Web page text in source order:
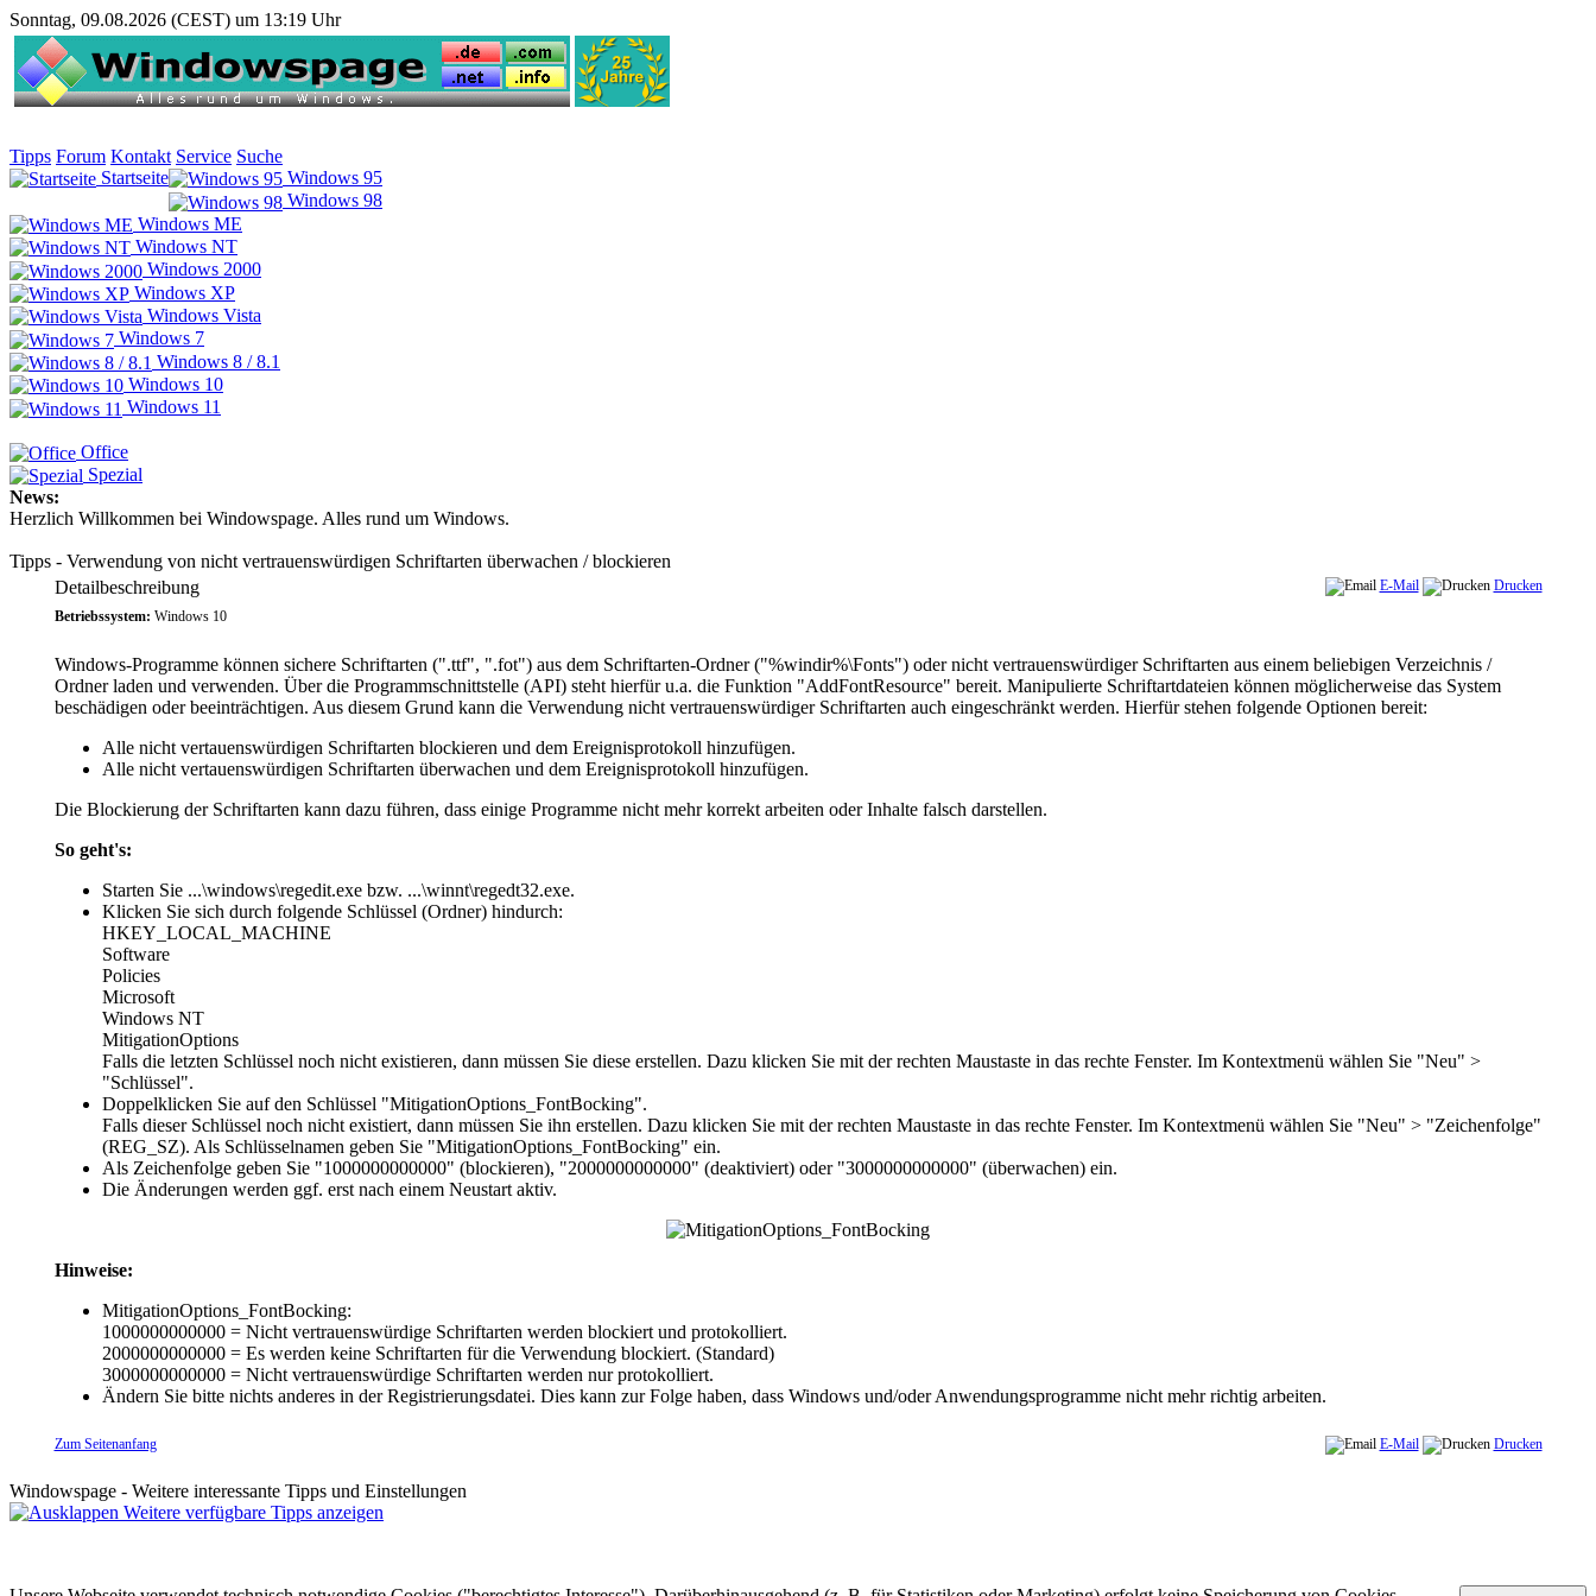
Sonntag, 09.08.2026 (CEST) um 13:19 Uhr
Tipps Forum Kontakt Service Suche
Startseite
Windows 95
Windows 98
Windows ME
Windows NT
Windows 2000
Windows XP
Windows Vista
Windows 7
Windows 8 / 8.1
Windows 10
Windows 11
Office
Spezial
News:
Herzlich Willkommen bei Windowspage. Alles rund um Windows.
Tipps - Verwendung von nicht vertrauenswürdigen Schriftarten überwachen / blockieren
Detailbeschreibung
E-Mail
Drucken
Betriebssystem: Windows 10
Windows-Programme können sichere Schriftarten (".ttf", ".fot") aus dem Schriftarten-Ordner ("%windir%\Fonts") oder nicht vertrauenswürdiger Schriftarten aus einem beliebigen Verzeichnis /
Ordner laden und verwenden. Über die Programmschnittstelle (API) steht hierfür u.a. die Funktion "AddFontResource" bereit. Manipulierte Schriftartdateien können möglicherweise das System
beschädigen oder beeinträchtigen. Aus diesem Grund kann die Verwendung nicht vertrauenswürdiger Schriftarten auch eingeschränkt werden. Hierfür stehen folgende Optionen bereit:
Alle nicht vertauenswürdigen Schriftarten blockieren und dem Ereignisprotokoll hinzufügen.
Alle nicht vertauenswürdigen Schriftarten überwachen und dem Ereignisprotokoll hinzufügen.
Die Blockierung der Schriftarten kann dazu führen, dass einige Programme nicht mehr korrekt arbeiten oder Inhalte falsch darstellen.
So geht's:
Starten Sie ...\windows\regedit.exe bzw. ...\winnt\regedt32.exe.
Klicken Sie sich durch folgende Schlüssel (Ordner) hindurch:
HKEY_LOCAL_MACHINE
Software
Policies
Microsoft
Windows NT
MitigationOptions
Falls die letzten Schlüssel noch nicht existieren, dann müssen Sie diese erstellen. Dazu klicken Sie mit der rechten Maustaste in das rechte Fenster. Im Kontextmenü wählen Sie "Neu" >
"Schlüssel".
Doppelklicken Sie auf den Schlüssel "MitigationOptions_FontBocking".
Falls dieser Schlüssel noch nicht existiert, dann müssen Sie ihn erstellen. Dazu klicken Sie mit der rechten Maustaste in das rechte Fenster. Im Kontextmenü wählen Sie "Neu" > "Zeichenfolge"
(REG_SZ). Als Schlüsselnamen geben Sie "MitigationOptions_FontBocking" ein.
Als Zeichenfolge geben Sie "1000000000000" (blockieren), "2000000000000" (deaktiviert) oder "3000000000000" (überwachen) ein.
Die Änderungen werden ggf. erst nach einem Neustart aktiv.
Hinweise:
MitigationOptions_FontBocking:
1000000000000 = Nicht vertrauenswürdige Schriftarten werden blockiert und protokolliert.
2000000000000 = Es werden keine Schriftarten für die Verwendung blockiert. (Standard)
3000000000000 = Nicht vertrauenswürdige Schriftarten werden nur protokolliert.
Ändern Sie bitte nichts anderes in der Registrierungsdatei. Dies kann zur Folge haben, dass Windows und/oder Anwendungsprogramme nicht mehr richtig arbeiten.
Zum Seitenanfang E-Mail Drucken
Windowspage - Weitere interessante Tipps und Einstellungen
Weitere verfügbare Tipps anzeigen